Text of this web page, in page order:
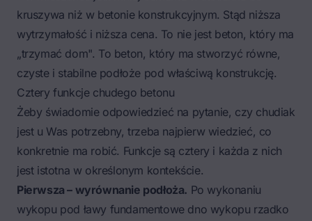
kruszywa niż w betonie konstrukcyjnym. Stąd niższa
wytrzymałość i niższa cena. To nie jest beton, który ma
„trzymać dom". To beton, który ma stworzyć równe,
czyste i stabilne podłoże pod właściwą konstrukcję.
Cztery funkcje chudego betonu
Żeby świadomie odpowiedzieć na pytanie, czy chudiak
jest u Was potrzebny, trzeba najpierw wiedzieć, co
konkretnie ma robić. Funkcje są cztery i każda z nich
jest istotna w określonym kontekście.
Pierwsza – wyrównanie podłoża. Po wykonaniu
wykopu pod ławy fundamentowe dno wykopu rzadko